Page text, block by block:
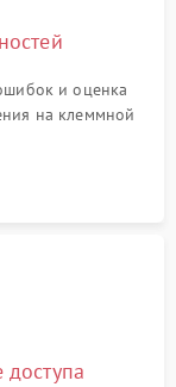
и оценка
на клеммной
нагревом,
дверцы.